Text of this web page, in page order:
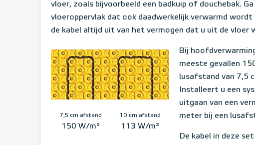
vloer, zoals bijvoorbeeld een badkuip of douchebak.
vloeroppervlak dat ook daadwerkelijk verwarmd wordt
de kabel altijd uit van het vermogen dat u uit de vloer
7,5 cm afstand
150 W/m²
10 cm afstand
113 W/m²
Bij
meeste gevallen
lusafstand van 7,5
Installeert u een
uitgaan van een
meter bij een
De kabel in deze